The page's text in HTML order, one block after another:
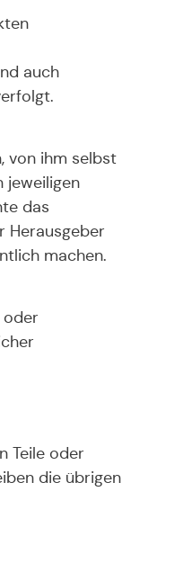
auch
von ihm selbst
jeweiligen
das
Herausgeber
machen.
oder
Teile oder
die übrigen